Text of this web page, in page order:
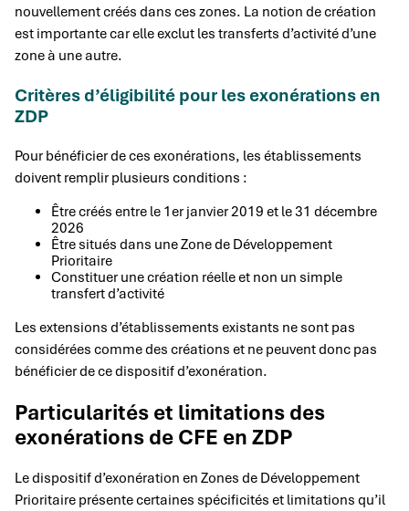
nouvellement créés dans ces zones. La notion de création
est importante car elle exclut les transferts d’activité d’une
zone à une autre.
Critères d’éligibilité pour les exonérations en
ZDP
Pour bénéficier de ces exonérations, les établissements
doivent remplir plusieurs conditions :
Être créés entre le 1er janvier 2019 et le 31 décembre
2026
Être situés dans une Zone de Développement
Prioritaire
Constituer une création réelle et non un simple
transfert d’activité
Les extensions d’établissements existants ne sont pas
considérées comme des créations et ne peuvent donc pas
bénéficier de ce dispositif d’exonération.
Particularités et limitations des
exonérations de CFE en ZDP
Le dispositif d’exonération en Zones de Développement
Prioritaire présente certaines spécificités et limitations qu’il